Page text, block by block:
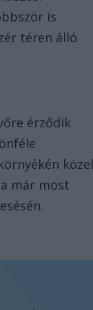
is
téren álló
érződik
már most